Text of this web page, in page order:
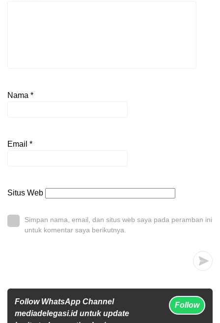
Nama *
Email *
Situs Web
Simpan nama, email, dan situs web saya pada peramban ini
untuk komentar saya berikutnya.
Follow WhatsApp Channel
mediadelegasi.id untuk update
Follow